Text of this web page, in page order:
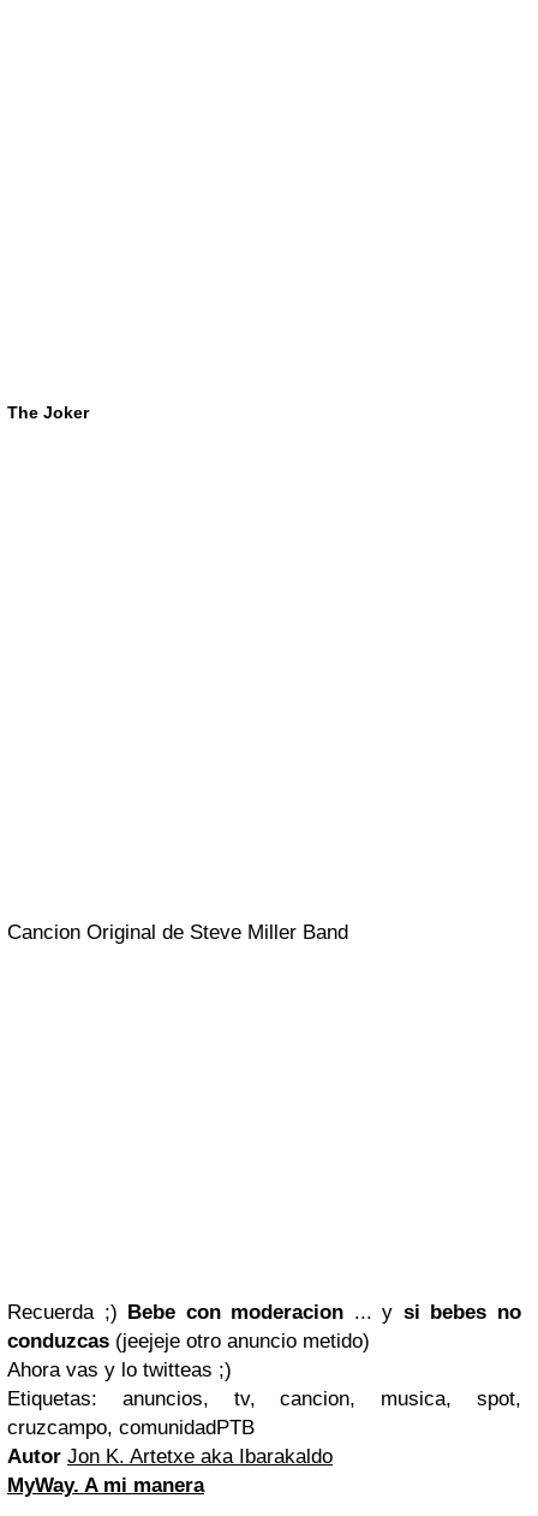
The Joker
Cancion Original de Steve Miller Band
Recuerda ;) Bebe con moderacion ... y si bebes no
conduzcas (jeejeje otro anuncio metido)
Ahora vas y lo twitteas ;)
Etiquetas: anuncios, tv, cancion, musica, spot,
cruzcampo, comunidadPTB
Autor Jon K. Artetxe aka Ibarakaldo
MyWay. A mi manera